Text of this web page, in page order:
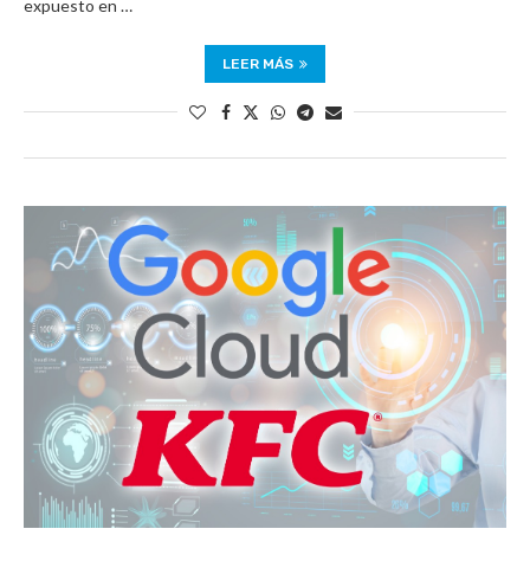
expuesto en …
LEER MÁS